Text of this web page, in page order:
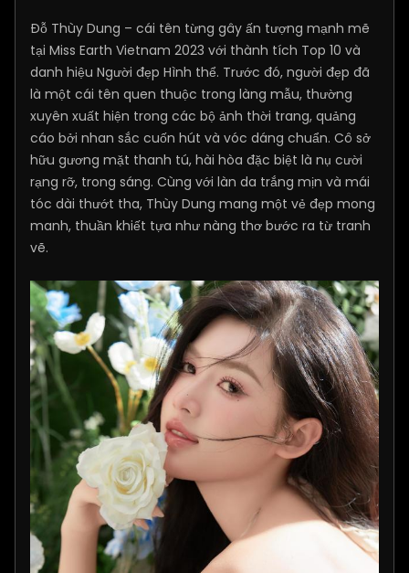
Đỗ Thùy Dung – cái tên từng gây ấn tượng mạnh mẽ
tại Miss Earth Vietnam 2023 với thành tích Top 10 và
danh hiệu Người đẹp Hình thể. Trước đó, người đẹp đã
là một cái tên quen thuộc trong làng mẫu, thường
xuyên xuất hiện trong các bộ ảnh thời trang, quảng
cáo bởi nhan sắc cuốn hút và vóc dáng chuẩn. Cô sở
hữu gương mặt thanh tú, hài hòa đặc biệt là nụ cười
rạng rỡ, trong sáng. Cùng với làn da trắng mịn và mái
tóc dài thướt tha, Thùy Dung mang một vẻ đẹp mong
manh, thuần khiết tựa như nàng thơ bước ra từ tranh
vẽ.